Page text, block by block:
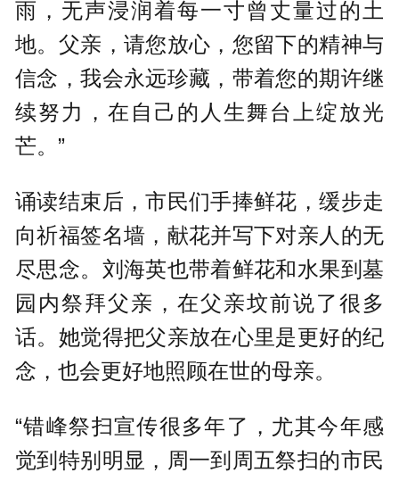
雨，无声浸润着每一寸曾丈量过的土
地。父亲，请您放心，您留下的精神与
信念，我会永远珍藏，带着您的期许继
续努力，在自己的人生舞台上绽放光
芒。”
诵读结束后，市民们手捧鲜花，缓步走
向祈福签名墙，献花并写下对亲人的无
尽思念。刘海英也带着鲜花和水果到墓
园内祭拜父亲，在父亲坟前说了很多
话。她觉得把父亲放在心里是更好的纪
念，也会更好地照顾在世的母亲。
“错峰祭扫宣传很多年了，尤其今年感
觉到特别明显，周一到周五祭扫的市民